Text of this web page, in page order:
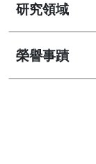
研究領域
榮譽事蹟